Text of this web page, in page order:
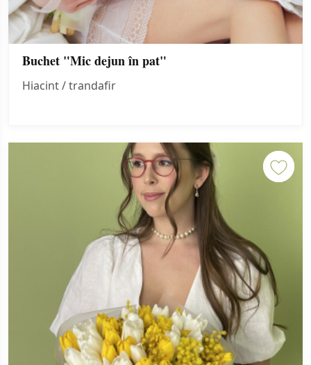
Buchet "Mic dejun în pat"
Hiacint / trandafir